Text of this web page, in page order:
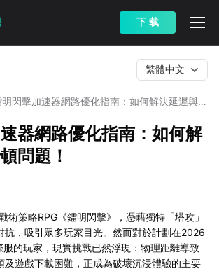
下 载
明閃擊加速器網路優化指南：如何解決延遲與卡
繁體中文
器網路優化指南：如何解
問題！
術策略RPG《鐳明閃擊》，憑藉獨特「塔攻」
抗，吸引眾多玩家目光。然而對於計劃在2026
的玩家，現實挑戰已然浮現：物理距離導致
及遊戲下載困難，正成為破壞沉浸體驗的主要